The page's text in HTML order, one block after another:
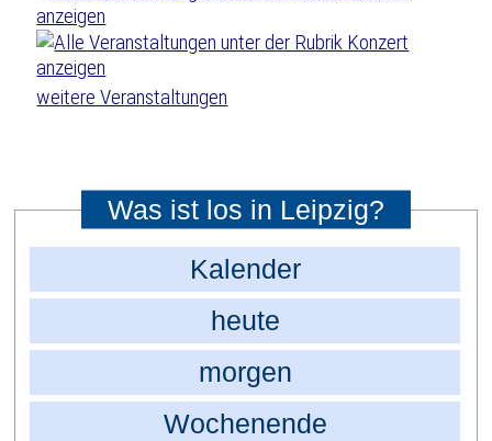
weitere Veranstaltungen
Was ist los in Leipzig?
Kalender
heute
morgen
Wochenende